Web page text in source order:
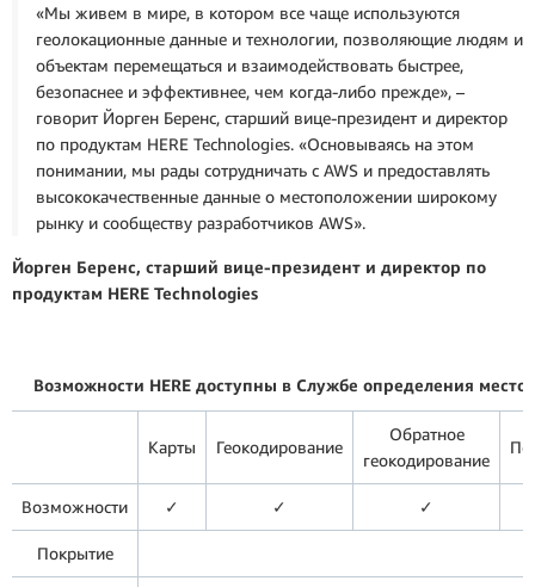
«Мы живем в мире, в котором все чаще используются
геолокационные данные и технологии, позволяющие людям и
объектам перемещаться и взаимодействовать быстрее,
безопаснее и эффективнее, чем когда-либо прежде», –
говорит Йорген Беренс, старший вице-президент и директор
по продуктам HERE Technologies. «Основываясь на этом
понимании, мы рады сотрудничать с AWS и предоставлять
высококачественные данные о местоположении широкому
рынку и сообществу разработчиков AWS».
Йорген Беренс, старший вице-президент и директор по
продуктам HERE Technologies
Возможности HERE доступны в Службе определения
Карты Геокодирование
Обратное
геокодирование
Возможности ✓ ✓ ✓
Покрытие